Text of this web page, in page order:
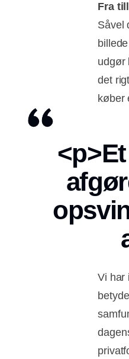
Fra
Såvel
udgør
det
køber
Vi